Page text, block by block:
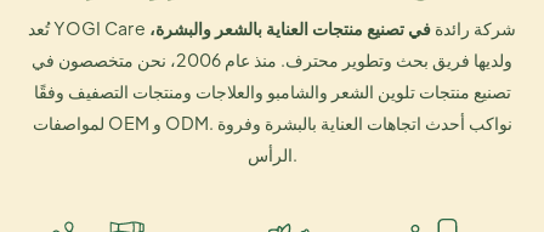
تُعد YOGI Care شركة رائدة في تصنيع منتجات العناية بالشعر والبشرة،
ولديها فريق بحث وتطوير محترف. منذ عام 2006، نحن متخصصون في
تصنيع منتجات تلوين الشعر والشامبو والعلاجات ومنتجات التصفيف وفقًا
لمواصفات OEM و ODM. نواكب أحدث اتجاهات العناية بالبشرة وفروة
الرأس.